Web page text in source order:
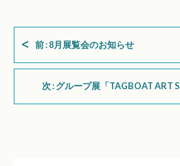
前 : 8月展覧会のお知らせ
次 : グループ展「TAGBOAT ART